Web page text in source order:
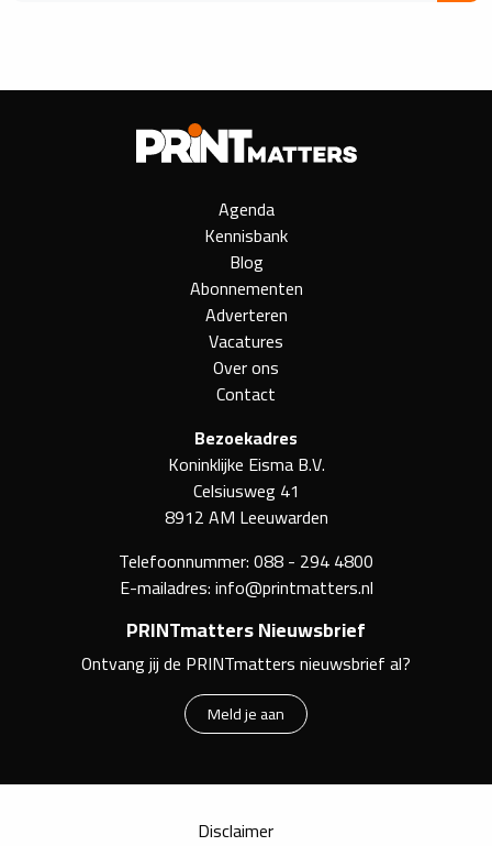
Agenda
Kennisbank
Blog
Abonnementen
Adverteren
Vacatures
Over ons
Contact
Bezoekadres
Koninklijke Eisma B.V.
Celsiusweg 41
8912 AM Leeuwarden
Telefoonnummer:088 - 294 4800
E-mailadres:info@printmatters.nl
PRINTmatters Nieuwsbrief
Ontvang jij de PRINTmatters nieuwsbrief al?
Meld je aan
Disclaimer